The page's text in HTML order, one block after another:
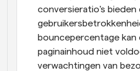
conversieratio's bieden
bouncepercentage kan
paginainhoud niet
verwachtingen van